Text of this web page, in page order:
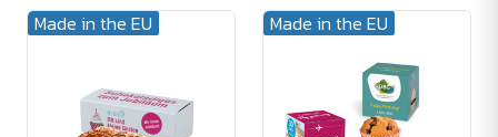
Made in the EU Made in the EU